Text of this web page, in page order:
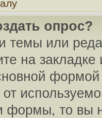
опрос?
темы или
на
формы, то вы